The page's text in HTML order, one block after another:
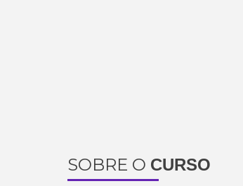
SOBRE O CURSO